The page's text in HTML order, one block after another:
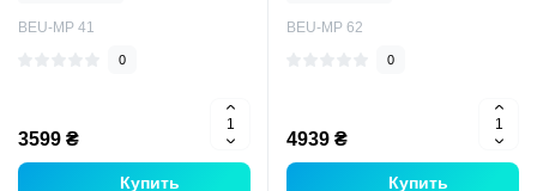
BEU-MP 41
0
3599 ₴
Купить
BEU-MP 62
0
4939 ₴
Купить